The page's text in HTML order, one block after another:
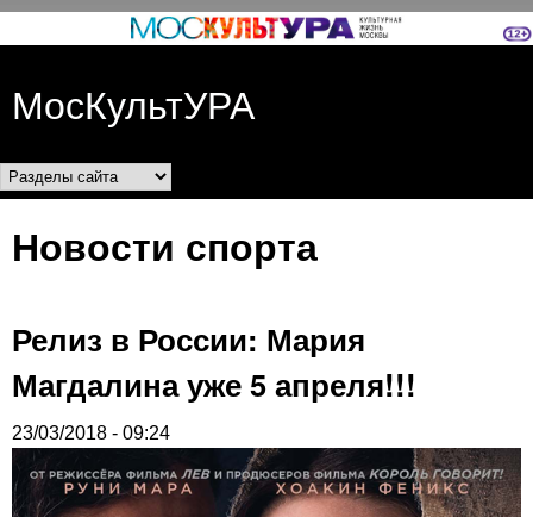
Перейти к основному
МосКультУРА
Разделы сайта
Новости спорта
Релиз в России: Мария
Магдалина уже 5 апреля!!!
23/03/2018 - 09:24